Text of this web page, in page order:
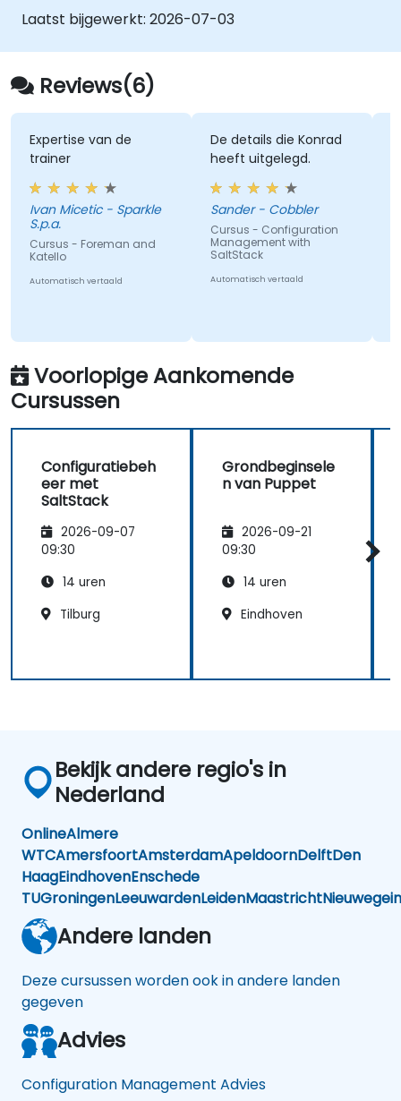
Laatst bijgewerkt: 2026-07-03
Reviews(6)
Expertise van de
trainer
Ivan Micetic - Sparkle
S.p.a.
Cursus - Foreman and
Katello
Automatisch vertaald
De details die Konrad
heeft uitgelegd.
Sander - Cobbler
Cursus - Configuration
Management with
SaltStack
Automatisch vertaald
Voorlopige Aankomende
Cursussen
Configuratiebeh
eer met
SaltStack
2026-09-07
09:30
14 uren
Tilburg
Grondbeginsele
n van Puppet
2026-09-21
09:30
14 uren
Eindhoven
Bekijk andere regio's in
Nederland
OnlineAlmere
WTCAmersfoortAmsterdamApeldoornDelftDen
HaagEindhovenEnschede
TUGroningenLeeuwardenLeidenMaastrichtNieuwegein
Andere landen
Deze cursussen worden ook in andere landen
gegeven
Advies
Configuration Management Advies